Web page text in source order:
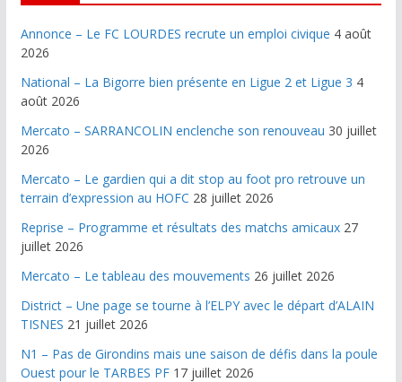
Annonce – Le FC LOURDES recrute un emploi civique 4 août
2026
National – La Bigorre bien présente en Ligue 2 et Ligue 3 4
août 2026
Mercato – SARRANCOLIN enclenche son renouveau 30 juillet
2026
Mercato – Le gardien qui a dit stop au foot pro retrouve un
terrain d’expression au HOFC 28 juillet 2026
Reprise – Programme et résultats des matchs amicaux 27
juillet 2026
Mercato – Le tableau des mouvements 26 juillet 2026
District – Une page se tourne à l’ELPY avec le départ d’ALAIN
TISNES 21 juillet 2026
N1 – Pas de Girondins mais une saison de défis dans la poule
Ouest pour le TARBES PF 17 juillet 2026